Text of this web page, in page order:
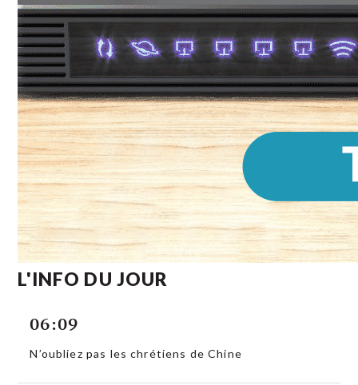
L'INFO DU JOUR
06:09
N’oubliez pas les chrétiens de Chine